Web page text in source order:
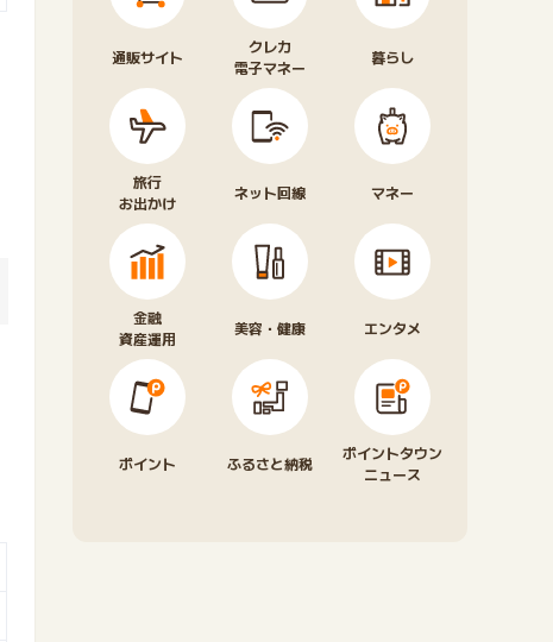
通販サイト
クレカ
電子マネー
暮らし
旅行
お出かけ
ネット回線 マネー
金融
資産運用
美容・健康 エンタメ
ポイント ふるさと納税
ポイントタウン
ニュース